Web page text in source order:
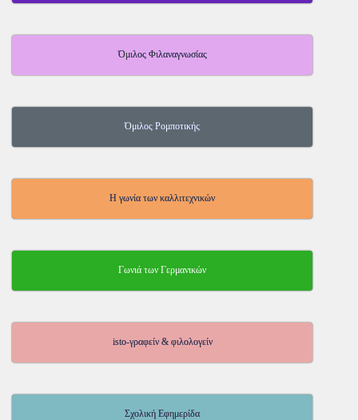
Όμιλος Φιλαναγνωσίας
Όμιλος Ρομποτικής
Η γωνία των καλλιτεχνικών
Γωνιά των Γερμανικών
isto-γραφείν & φιλολογείν
Σχολική Εφημερίδα